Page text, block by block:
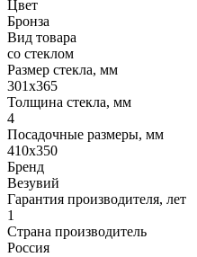
Цвет
Бронза
Вид товара
со стеклом
Размер стекла, мм
301х365
Толщина стекла, мм
4
Посадочные размеры, мм
410х350
Бренд
Везувий
Гарантия производителя, лет
1
Страна производитель
Россия